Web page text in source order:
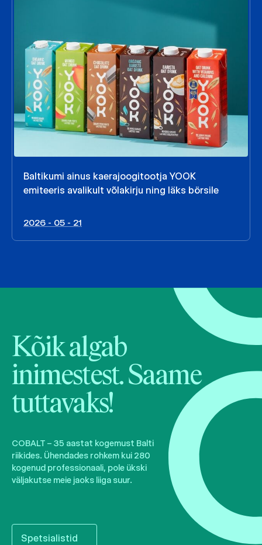
Baltikumi ainus kaerajoogitootja YOOK
emiteeris avalikult võlakirju ning läks börsile
2026 - 05 - 21
Kõik algab
inimestest. Saame
tuttavaks!
COBALT – 35 aastat kogemust Balti
riikides. Ühendades rohkem kui 280
kogenud professionaali, pole ükski
väljakutse meie jaoks liiga suur.
Spetsialistid